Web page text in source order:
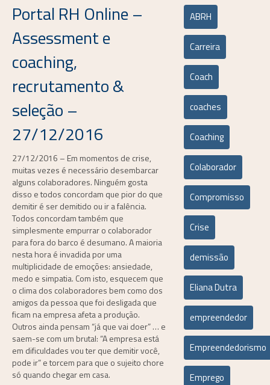
Portal RH Online –
Assessment e
coaching,
recrutamento &
seleção –
27/12/2016
27/12/2016 – Em momentos de crise,
muitas vezes é necessário desembarcar
alguns colaboradores. Ninguém gosta
disso e todos concordam que pior do que
demitir é ser demitido ou ir a falência.
Todos concordam também que
simplesmente empurrar o colaborador
para fora do barco é desumano. A maioria
nesta hora é invadida por uma
multiplicidade de emoções: ansiedade,
medo e simpatia. Com isto, esquecem que
o clima dos colaboradores bem como dos
amigos da pessoa que foi desligada que
ficam na empresa afeta a produção.
Outros ainda pensam “já que vai doer” … e
saem-se com um brutal: “A empresa está
em dificuldades vou ter que demitir você,
pode ir” e torcem para que o sujeito chore
só quando chegar em casa.
ABRH
Carreira
Coach
coaches
Coaching
Colaborador
Compromisso
Crise
demissão
Eliana Dutra
empreendedor
Empreendedorismo
Emprego